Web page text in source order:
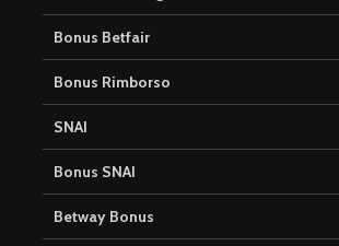
Bonus Betfair
Bonus Rimborso
SNAI
Bonus SNAI
Betway Bonus